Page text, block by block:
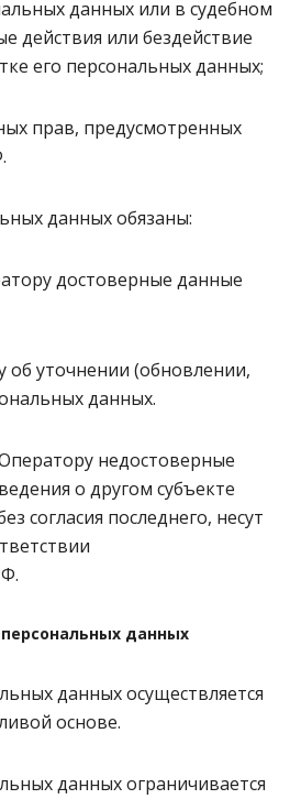
данных или в судебном
действия или бездействие
его персональных данных;
прав, предусмотренных
данных обязаны:
достоверные данные
уточнении (обновлении,
данных.
недостоверные
о другом субъекте
согласия последнего, несут
данных
данных осуществляется
основе.
данных ограничивается